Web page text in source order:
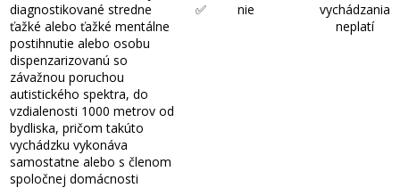
diagnostikované stredne
ťažké alebo ťažké mentálne
postihnutie alebo osobu
dispenzarizovanú so
závažnou poruchou
autistického spektra, do
vzdialenosti 1000 metrov od
bydliska, pričom takúto
vychádzku vykonáva
samostatne alebo s členom
spoločnej domácnosti
✅ nie
vychádzania
neplatí